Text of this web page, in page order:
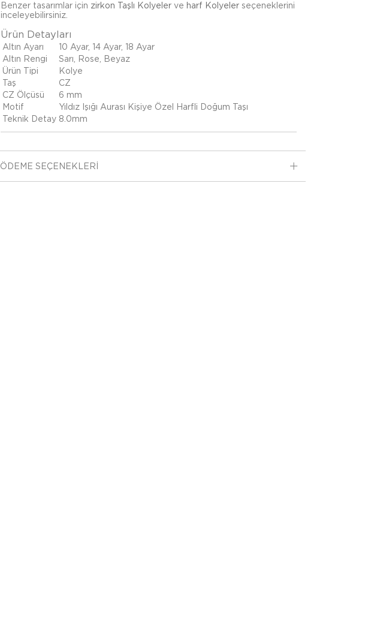
Benzer tasarımlar için zirkon Taşlı Kolyeler ve harf Kolyeler seçeneklerini
inceleyebilirsiniz.
Ürün Detayları
Altın Ayarı
10 Ayar, 14 Ayar, 18 Ayar
Altın Rengi
Sarı, Rose, Beyaz
Ürün Tipi
Kolye
Taş
CZ
CZ Ölçüsü
6 mm
Motif
Yıldız Işığı Aurası Kişiye Özel Harfli Doğum Taşı
Teknik Detay 8.0mm
ÖDEME SEÇENEKLERI